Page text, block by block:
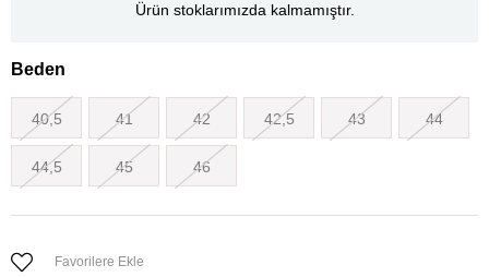
Ürün stoklarımızda kalmamıştır.
Beden
40,5 41 42 42,5 43 44
44,5 45 46
Favorilere Ekle